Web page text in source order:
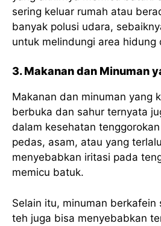
sering keluar rumah atau
banyak polusi udara,
untuk melindungi area hidung
3. Makanan dan Minuman
Makanan dan minuman yang
berbuka dan sahur ternyata
dalam kesehatan
pedas, asam, atau yang
menyebabkan iritasi pada
memicu batuk.
Selain itu, minuman berkafein
teh juga bisa menyebabkan